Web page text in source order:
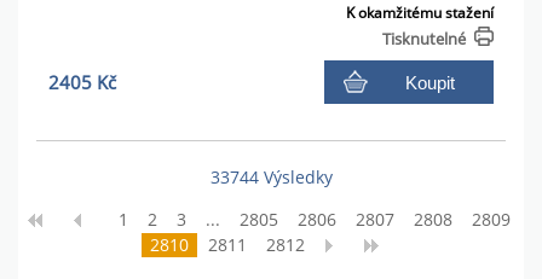
K okamžitému stažení
Tisknutelné
2405 Kč Koupit
33744 Výsledky
1
2 3 ... 2805 2806 2807 2808
2809
2810
2811 2812